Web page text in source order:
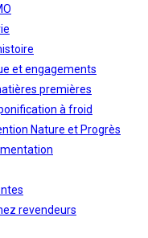
et engagements
premières
à froid
Nature et Progrès
revendeurs